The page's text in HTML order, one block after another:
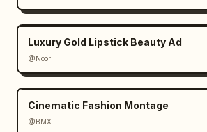
Luxury Gold Lipstick Beauty Ad
@Noor
Cinematic Fashion Montage
@BMX